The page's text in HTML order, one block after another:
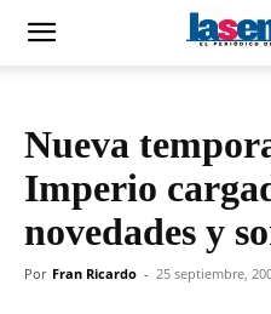
Nueva
Imperio
novedades y
Por Fran Ricardo - 25 septiembre,